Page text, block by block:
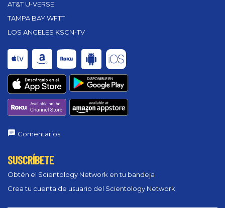
AT&T U-VERSE
TAMPA BAY WFTT
LOS ANGELES KSCN-TV
Comentarios
SUSCRÍBETE
Obtén el Scientology Network en tu bandeja
Crea tu cuenta de usuario del Scientology Network